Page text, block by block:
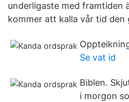
underligaste med framtiden
kommer att kalla vår tid den
Se vat id
Biblen.
i morgon